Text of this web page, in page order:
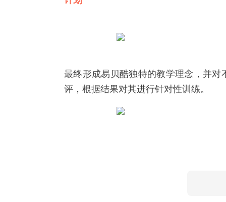
最终形成易贝酷独特的教学理念，并
评，根据结果对其进行针对性训练。